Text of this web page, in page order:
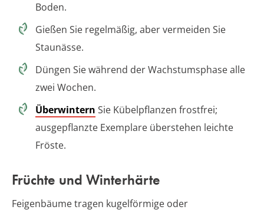
Boden.
Gießen Sie regelmäßig, aber vermeiden Sie
Staunässe.
Düngen Sie während der Wachstumsphase alle
zwei Wochen.
Überwintern Sie Kübelpflanzen frostfrei;
ausgepflanzte Exemplare überstehen leichte
Fröste.
Früchte und Winterhärte
Feigenbäume tragen kugelförmige oder